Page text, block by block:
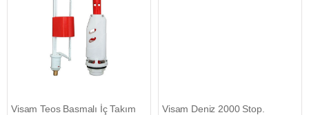
Visam Teos Basmalı İç Takım
Visam Deniz 2000 Stop.